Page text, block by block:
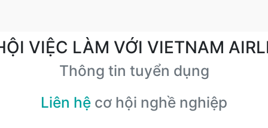
VIỆC LÀM VỚI VIETNAM
Thông tin tuyển dụng
Liên hệ cơ hội nghề nghiệp